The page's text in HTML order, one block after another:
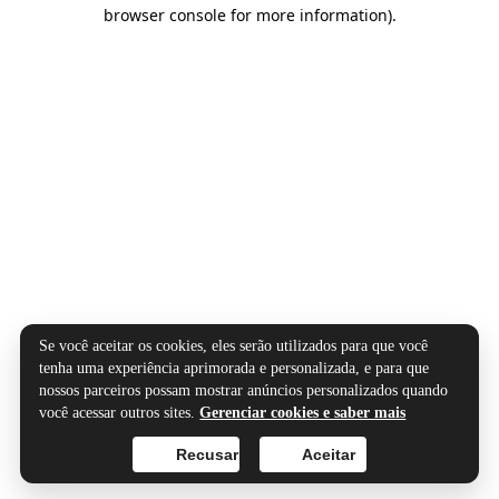
browser console for more information).
Se você aceitar os cookies, eles serão utilizados para que você
tenha uma experiência aprimorada e personalizada, e para que
nossos parceiros possam mostrar anúncios personalizados quando
você acessar outros sites.Gerenciar cookies e saber mais
Aceitar
Recusar